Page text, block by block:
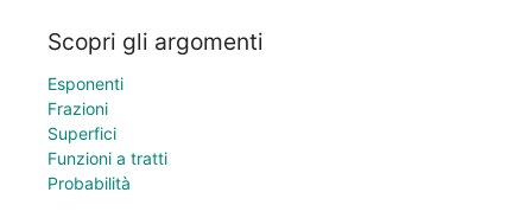
Scopri gli argomenti
Esponenti
Frazioni
Superfici
Funzioni a tratti
Probabilità